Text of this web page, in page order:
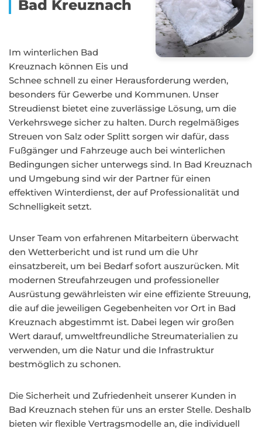
Bad Kreuznach
Im winterlichen Bad
Kreuznach können Eis und
Schnee schnell zu einer Herausforderung werden,
besonders für Gewerbe und Kommunen. Unser
Streudienst bietet eine zuverlässige Lösung, um die
Verkehrswege sicher zu halten. Durch regelmäßiges
Streuen von Salz oder Splitt sorgen wir dafür, dass
Fußgänger und Fahrzeuge auch bei winterlichen
Bedingungen sicher unterwegs sind. In Bad Kreuznach
und Umgebung sind wir der Partner für einen
effektiven Winterdienst, der auf Professionalität und
Schnelligkeit setzt.
Unser Team von erfahrenen Mitarbeitern überwacht
den Wetterbericht und ist rund um die Uhr
einsatzbereit, um bei Bedarf sofort auszurücken. Mit
modernen Streufahrzeugen und professioneller
Ausrüstung gewährleisten wir eine effiziente Streuung,
die auf die jeweiligen Gegebenheiten vor Ort in Bad
Kreuznach abgestimmt ist. Dabei legen wir großen
Wert darauf, umweltfreundliche Streumaterialien zu
verwenden, um die Natur und die Infrastruktur
bestmöglich zu schonen.
Die Sicherheit und Zufriedenheit unserer Kunden in
Bad Kreuznach stehen für uns an erster Stelle. Deshalb
bieten wir flexible Vertragsmodelle an, die individuell